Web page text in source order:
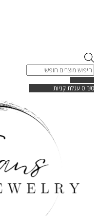
Products
search
₪0
0 עגלת קניות